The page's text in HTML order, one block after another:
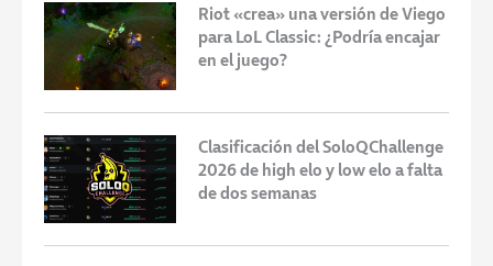
Riot «crea» una versión de Viego
para LoL Classic: ¿Podría encajar
en el juego?
Clasificación del SoloQChallenge
2026 de high elo y low elo a falta
de dos semanas